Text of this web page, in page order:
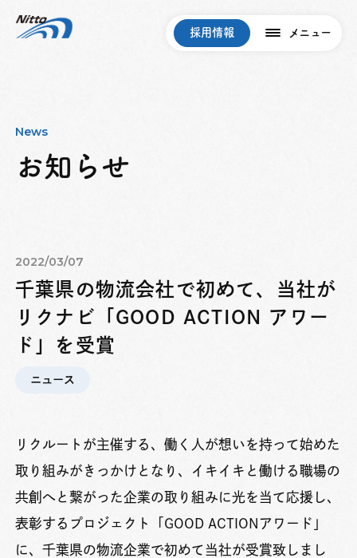
メニュー
採用情報
News
お知らせ
2022/03/07
千葉県の物流会社で初めて、当社が
リクナビ「GOOD ACTION アワー
ド」を受賞
ニュース
リクルートが主催する、働く人が想いを持って始めた
取り組みがきっかけとなり、イキイキと働ける職場の
共創へと繋がった企業の取り組みに光を当て応援し、
表彰するプロジェクト
GOOD ACTION アワード」
に、千葉県の物流企業で初めて当社が受賞致しまし